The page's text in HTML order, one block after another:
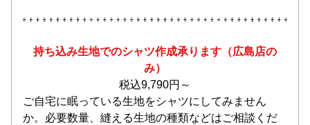
持ち込み生地でのシャツ作成承ります（広島店の
み）
税込9,790円～
ご自宅に眠っている生地をシャツにしてみません
か。必要数量、縫える生地の種類などはご相談くだ